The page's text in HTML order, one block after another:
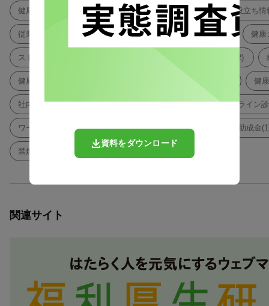
健康経営調査(62) 働きやすさ(49) 人事(37) お役立ち
従業員満足度(19) 調査報告(16) オフィス環境(16) 健康
ストレスチェック(14) 禁煙・卒煙(13) 働き方改革(12)
健康診断(7) 社内制度(5) 健
社内コミュニケーション(4) メンタルヘルス(3) オンライン
ワークライフバランス(1) 新年度(1) 補助金(1) 助成金
禁煙(1)
関連サイト
資料をダウンロード